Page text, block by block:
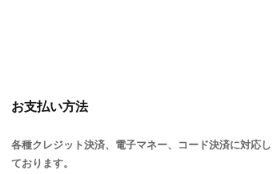
お支払い方法
各種クレジット決済、電子マネー、コード決済に対応し
ております。